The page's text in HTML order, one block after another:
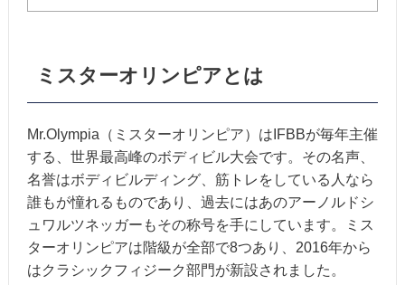
ミスターオリンピアとは
Mr.Olympia（ミスターオリンピア）はIFBBが毎年主催
する、世界最高峰のボディビル大会です。その名声、
名誉はボディビルディング、筋トレをしている人なら
誰もが憧れるものであり、過去にはあのアーノルドシ
ュワルツネッガーもその称号を手にしています。ミス
ターオリンピアは階級が全部で8つあり、2016年から
はクラシックフィジーク部門が新設されました。